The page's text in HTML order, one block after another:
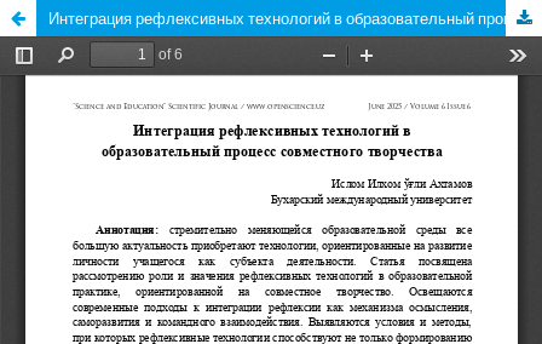
Интеграция рефлексивных технологий в образовательный процесс совместного творчества